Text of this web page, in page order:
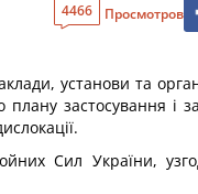
4466 Просмотров
установи та
застосування і
Сил України,